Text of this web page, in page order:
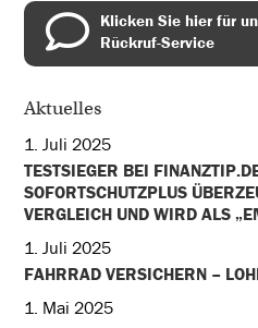
Klicken Sie hier für
Rückruf-Service
Aktuelles
1. Juli 2025
TESTSIEGER BEI
SOFORTSCHUTZPLUS
VERGLEICH UND WIRD ALS
1. Juli 2025
FAHRRAD VERSICHERN –
1. Mai 2025